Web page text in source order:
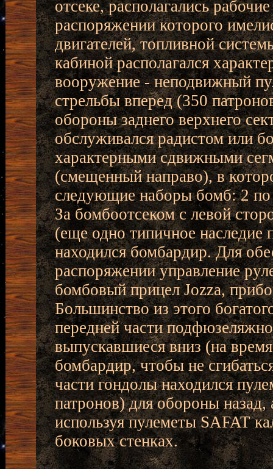
отсеке, располагались
распоряжении которого
двигателей, топливной
кабиной располагался
вооружение - неподвижный
стрельбы вперед (350
обороны заднего верхнего
обслуживался радистом или
характерными сдвижными
(смещенный направо), в
следующие наборы бомб: 2 по
За бомбоотсеком с левой
(еще одно типичное
находился бомбардир. Для
распоряжении управление
бомбовый прицел Jozza,
Большинство из этого
передней части
выпускавшиеся вниз (на
бомбардир, чтобы не
части гондолы находился
патронов) для обороны назад,
используя пулеметы SAFAT
боковых стенках.